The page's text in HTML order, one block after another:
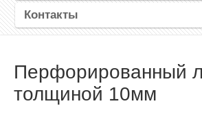
Контакты
Перфорированный
толщиной 10мм